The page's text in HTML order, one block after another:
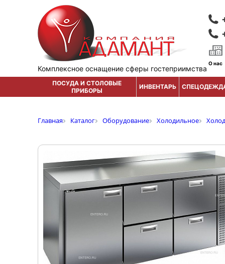
Комплексное оснащение сферы гостеприимства
О нас
ПОСУДА И СТОЛОВЫЕ
ПРИБОРЫ
ИНВЕНТАРЬ
Главная Каталог Оборудование Холодильное